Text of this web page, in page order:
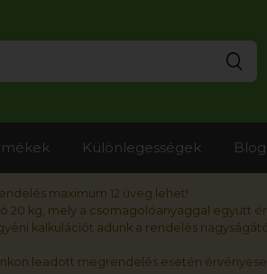
maximum 12 üveg lehet!
20 kg, mely a csomagolóanyaggal együtt
kalkulációt adunk a rendelés
leadott megrendelés esetén
Különlegességek Blog